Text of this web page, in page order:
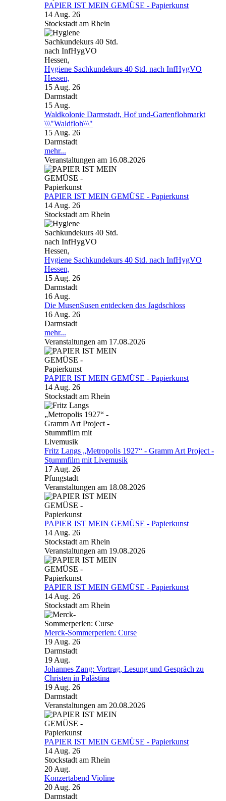
PAPIER IST MEIN GEMÜSE - Papierkunst
14 Aug. 26
Stockstadt am Rhein
Hygiene Sachkundekurs 40 Std. nach InfHygVO
Hessen,
15 Aug. 26
Darmstadt
15 Aug.
Waldkolonie Darmstadt, Hof und-Gartenflohmarkt
\\\"Waldfloh\\\"
15 Aug. 26
Darmstadt
mehr...
Veranstaltungen am 16.08.2026
PAPIER IST MEIN GEMÜSE - Papierkunst
14 Aug. 26
Stockstadt am Rhein
Hygiene Sachkundekurs 40 Std. nach InfHygVO
Hessen,
15 Aug. 26
Darmstadt
16 Aug.
Die MusenSusen entdecken das Jagdschloss
16 Aug. 26
Darmstadt
mehr...
Veranstaltungen am 17.08.2026
PAPIER IST MEIN GEMÜSE - Papierkunst
14 Aug. 26
Stockstadt am Rhein
Fritz Langs „Metropolis 1927“ - Gramm Art Project -
Stummfilm mit Livemusik
17 Aug. 26
Pfungstadt
Veranstaltungen am 18.08.2026
PAPIER IST MEIN GEMÜSE - Papierkunst
14 Aug. 26
Stockstadt am Rhein
Veranstaltungen am 19.08.2026
PAPIER IST MEIN GEMÜSE - Papierkunst
14 Aug. 26
Stockstadt am Rhein
Merck-Sommerperlen: Curse
19 Aug. 26
Darmstadt
19 Aug.
Johannes Zang: Vortrag, Lesung und Gespräch zu
Christen in Palästina
19 Aug. 26
Darmstadt
Veranstaltungen am 20.08.2026
PAPIER IST MEIN GEMÜSE - Papierkunst
14 Aug. 26
Stockstadt am Rhein
20 Aug.
Konzertabend Violine
20 Aug. 26
Darmstadt